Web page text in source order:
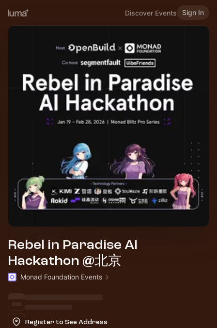
Discover Events Sign In
Rebel in Paradise AI
Hackathon @北京
Monad Foundation Events
Register to See Address